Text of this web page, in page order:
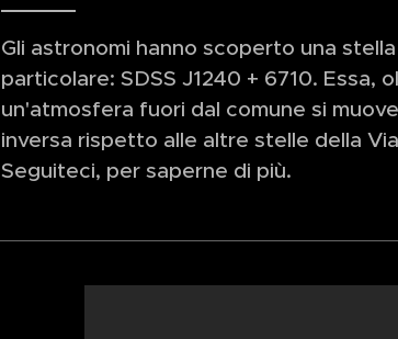
Gli astronomi hanno scoperto una
particolare: SDSS J1240 + 6710. Essa,
un'atmosfera fuori dal comune si
inversa rispetto alle altre stelle della
Seguiteci, per saperne di più.